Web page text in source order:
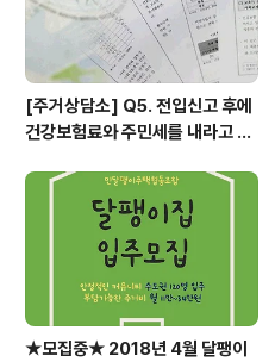
[주거상담소] Q5. 전입신고 후에
건강보험료와 주민세를 내라고 고
★모집중★ 2018년 4월 달팽이